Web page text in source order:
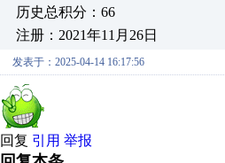
历史总积分：66
注册：2021年11月26日
发表于：2025-04-14 16:17:56
回复 引用 举报